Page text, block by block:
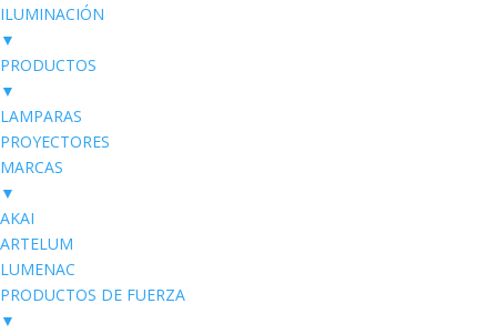
ILUMINACIÓN
▼
PRODUCTOS
▼
LAMPARAS
PROYECTORES
MARCAS
▼
AKAI
ARTELUM
LUMENAC
PRODUCTOS DE FUERZA
▼